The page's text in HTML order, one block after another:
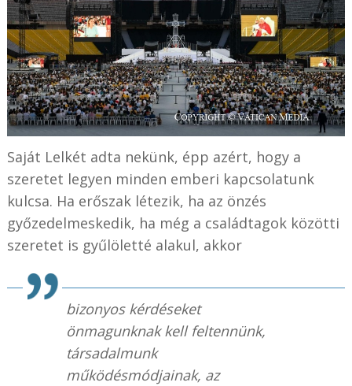
Saját Lelkét adta nekünk, épp azért, hogy a
szeretet legyen minden emberi kapcsolatunk
kulcsa. Ha erőszak létezik, ha az önzés
győzedelmeskedik, ha még a családtagok közötti
szeretet is gyűlöletté alakul, akkor
bizonyos kérdéseket
önmagunknak kell feltennünk,
társadalmunk
működésmódjainak, az